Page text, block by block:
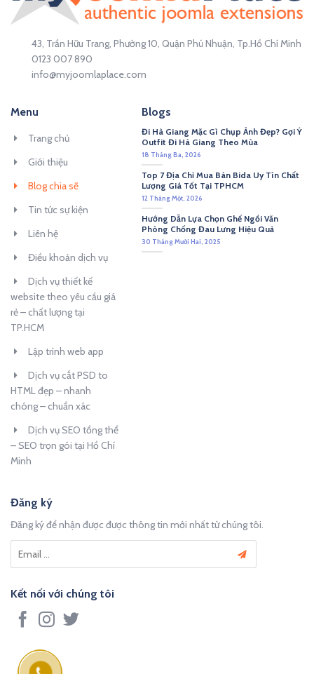
43, Trần Hữu Trang, Phường 10, Quận Phú Nhuận, Tp.Hồ Chí Minh
0123 007 890
info@myjoomlaplace.com
Menu
Trang chủ
Giới thiệu
Blog chia sẽ
Tin tức sự kiện
Liên hệ
Điều khoản dịch vụ
Dịch vụ thiết kế
website theo yêu cầu giá
rẻ – chất lượng tại
TP.HCM
Lập trình web app
Dịch vụ cắt PSD to
HTML đẹp – nhanh
chóng – chuẩn xác
Dịch vụ SEO tổng thể
– SEO trọn gói tại Hồ Chí
Minh
Blogs
Đi Hà Giang Mặc Gì Chụp Ảnh Đẹp? Gợi Ý
Outfit Đi Hà Giang Theo Mùa
18 Tháng Ba, 2026
Top 7 Địa Chỉ Mua Bàn Bida Uy Tín Chất
Lượng Giá Tốt Tại TPHCM
12 Tháng Một, 2026
Hướng Dẫn Lựa Chọn Ghế Ngồi Văn
Phòng Chống Đau Lưng Hiệu Quả
30 Tháng Mười Hai, 2025
Đăng ký
Đăng ký để nhận được được thông tin mới nhất từ chúng tôi.
Kết nối với chúng tôi